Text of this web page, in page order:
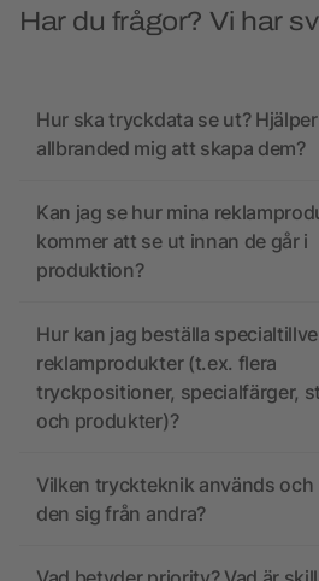
Har du frågor? Vi har
Hur ska tryckdata se ut? Hjälper
allbranded mig att skapa dem?
Kan jag se hur mina
kommer att se ut innan de går i
produktion?
Hur kan jag beställa
reklamprodukter (t.ex. flera
tryckpositioner, specialfärger,
och produkter)?
Vilken tryckteknik används och
den sig från andra?